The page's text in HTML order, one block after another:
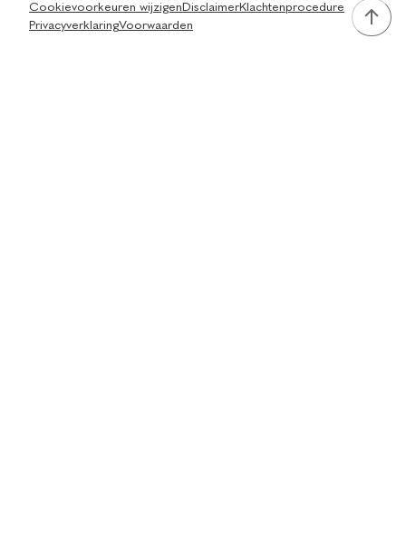
Cookievoorkeuren wijzigen DisclaimerKlachtenprocedure
PrivacyverklaringVoorwaarden